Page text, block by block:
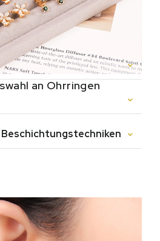
Präzision bei der Detaillierung
wie Verzierungssteinen
an Ohrringen